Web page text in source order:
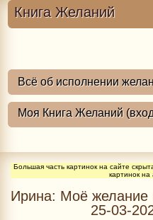
Книга Желаний
Большая часть картинок на сайте
картинок на
Ирина: Моё желание
25-03-